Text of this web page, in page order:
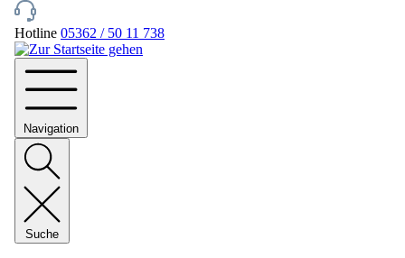
Hotline 05362 / 50 11 738
Navigation
Suche